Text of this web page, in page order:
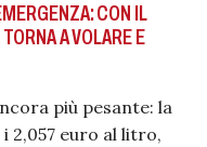
CON IL
A VOLARE E
più pesante: la
2,057 euro al litro,